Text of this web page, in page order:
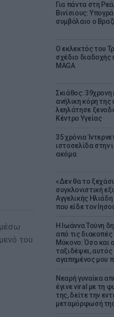
Για πάντα στη
Βινίσιους:
συμβόλαιο ο
Ο εκλεκτός του
σχέδιο διαδοχής
MAGA
Σκιάθος: 39χρονη
ανήλικη κόρη της
λεηλάτησε
Κέντρο Υγείας
35 χρόνια
ιστοσελίδα στην
ακόμα
«Δεν θα το
συγκλονιστική
Αγγελικής Ηλιάδη
που είδε τον
Η Ιωάννα Τούνη
από τις διακοπές
Μύκονο: Όσο και
ταξιδέψει, αυτός
αγαπημένος μου
Νεαρή γυναίκα
έγινε viral με τη
της, δείτε την
μεταμόρφωσή
του